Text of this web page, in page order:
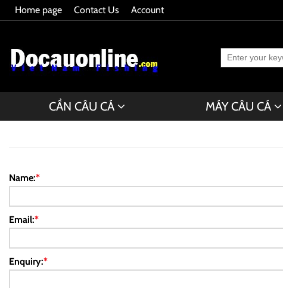
Home page Contact Us Account
CẦN CÂU CÁ MÁY CÂU CÁ
Name:*
Email:*
Enquiry:*